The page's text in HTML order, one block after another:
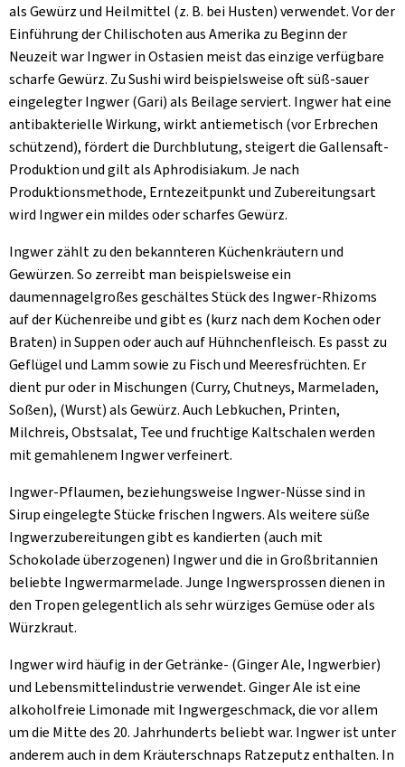
als Gewürz und Heilmittel (z. B. bei Husten) verwendet. Vor der
Einführung der Chilischoten aus Amerika zu Beginn der
Neuzeit war Ingwer in Ostasien meist das einzige verfügbare
scharfe Gewürz. Zu Sushi wird beispielsweise oft süß-sauer
eingelegter Ingwer (Gari) als Beilage serviert. Ingwer hat eine
antibakterielle Wirkung, wirkt antiemetisch (vor Erbrechen
schützend), fördert die Durchblutung, steigert die Gallensaft-
Produktion und gilt als Aphrodisiakum. Je nach
Produktionsmethode, Erntezeitpunkt und Zubereitungsart
wird Ingwer ein mildes oder scharfes Gewürz.
Ingwer zählt zu den bekannteren Küchenkräutern und
Gewürzen. So zerreibt man beispielsweise ein
daumennagelgroßes geschältes Stück des Ingwer-Rhizoms
auf der Küchenreibe und gibt es (kurz nach dem Kochen oder
Braten) in Suppen oder auch auf Hühnchenfleisch. Es passt zu
Geflügel und Lamm sowie zu Fisch und Meeresfrüchten. Er
dient pur oder in Mischungen (Curry, Chutneys, Marmeladen,
Soßen), (Wurst) als Gewürz. Auch Lebkuchen, Printen,
Milchreis, Obstsalat, Tee und fruchtige Kaltschalen werden
mit gemahlenem Ingwer verfeinert.
Ingwer-Pflaumen, beziehungsweise Ingwer-Nüsse sind in
Sirup eingelegte Stücke frischen Ingwers. Als weitere süße
Ingwerzubereitungen gibt es kandierten (auch mit
Schokolade überzogenen) Ingwer und die in Großbritannien
beliebte Ingwermarmelade. Junge Ingwersprossen dienen in
den Tropen gelegentlich als sehr würziges Gemüse oder als
Würzkraut.
Ingwer wird häufig in der Getränke- (Ginger Ale, Ingwerbier)
und Lebensmittelindustrie verwendet. Ginger Ale ist eine
alkoholfreie Limonade mit Ingwergeschmack, die vor allem
um die Mitte des 20. Jahrhunderts beliebt war. Ingwer ist unter
anderem auch in dem Kräuterschnaps Ratzeputz enthalten. In